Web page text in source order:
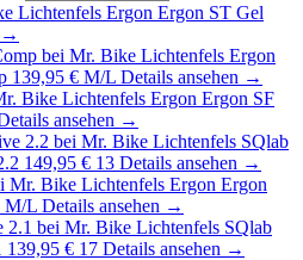
Ergon Ergon ST Gel
→
Ergon
139,95 € M/L Details ansehen →
Ergon Ergon SF
ansehen →
SQlab
149,95 € 13 Details ansehen →
Ergon Ergon
M/L Details ansehen →
SQlab
139,95 € 17 Details ansehen →